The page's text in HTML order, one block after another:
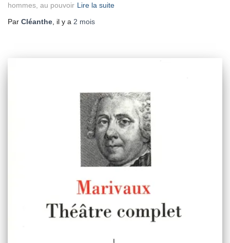
hommes, au pouvoir Lire la suite
Par Cléanthe , il y a 2 mois